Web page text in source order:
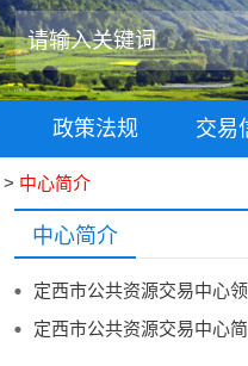
政策法规 交易
> 中心简介
中心简介
定西市公共资源交易中心
定西市公共资源交易中心